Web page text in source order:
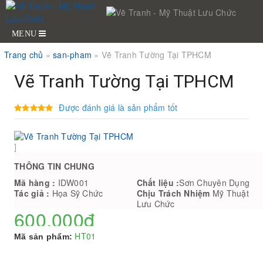
MENU
Trang chủ » san-pham » Vẽ Tranh Tường Tại TPHCM
Vẽ Tranh Tường Tại TPHCM
Được đánh giá là sản phẩm tốt
]
THÔNG TIN CHUNG
Mã hàng : IDW001 Chất liệu :Sơn Chuyên Dụng
Tác giả : Họa Sỹ Chức Chịu Trách Nhiệm Mỹ Thuật
Lưu Chức
600,000đ
Mã sản phẩm: HT01